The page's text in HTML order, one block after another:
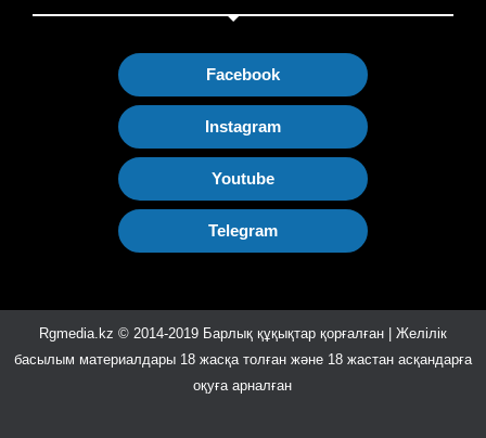
Facebook
Instagram
Youtube
Telegram
Rgmedia.kz © 2014-2019 Барлық құқықтар қорғалған | Желілік
басылым материалдары 18 жасқа толған және 18 жастан асқандарға
оқуға арналған